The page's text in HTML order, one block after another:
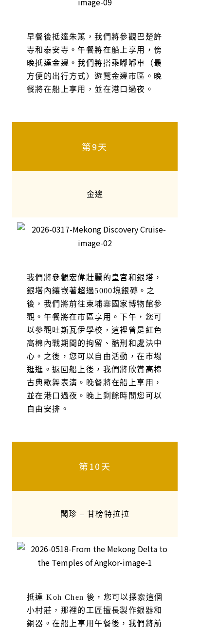
早餐後抵達朱篤，我們將參觀巴楚許
寺和泰安寺。午餐將在船上享用，傍
晚抵達金邊。我們將搭乘嘟嘟車（最
方便的出行方式）遊覽金邊市區。晚
餐將在船上享用，並在港口過夜。
第9天
金邊
我們將參觀宏偉壯麗的皇宮和銀塔，
銀塔內鑲嵌著超過5000塊銀磚。之
後，我們將前往柬埔寨國家博物館參
觀。午餐將在市區享用。下午，您可
以參觀吐斯瓦伊學校，這裡曾是紅色
高棉內戰期間的拘留、酷刑和處決中
心。之後，您可以自由活動，在市場
逛逛。返回船上後，我們將欣賞高棉
古典歌舞表演。晚餐將在船上享用，
並在港口過夜。晚上剩餘時間您可以
自由安排。
第10天
閣珍 – 甘榜特拉拉
抵達 Koh Chen 後，您可以探索這個
小村莊，那裡的工匠擅長製作銀器和
銅器。在船上享用午餐後，我們將前